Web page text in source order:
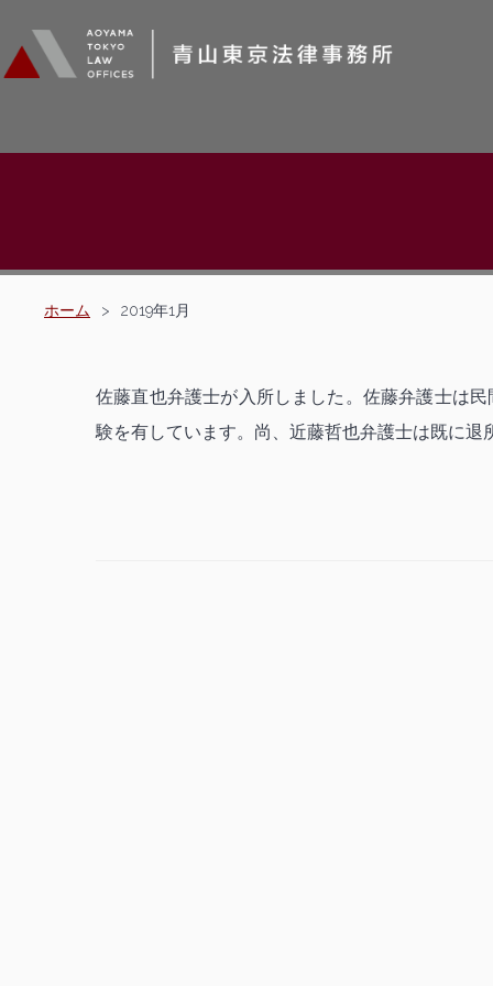
ホーム > 2019年1月
佐藤直也弁護士が入所しました。佐藤弁護士は
験を有しています。尚、近藤哲也弁護士は既に